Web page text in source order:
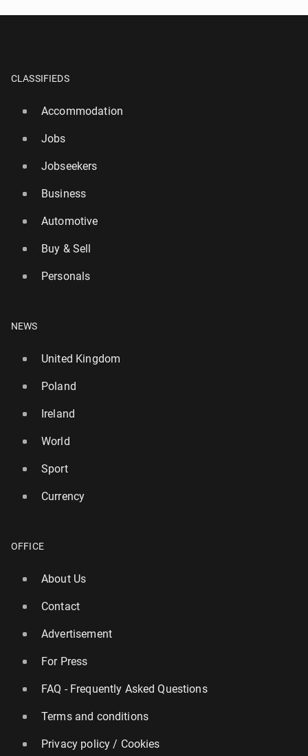
CLASSIFIEDS
Accommodation
Jobs
Jobseekers
Business
Automotive
Buy & Sell
Personals
NEWS
United Kingdom
Poland
Ireland
World
Sport
Currency
OFFICE
About Us
Contact
Advertisement
For Press
FAQ - Frequently Asked Questions
Terms and conditions
Privacy policy / Cookies